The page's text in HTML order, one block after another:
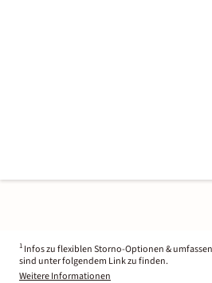
1 Infos zu flexiblen Storno-Optionen &
sind unter folgendem Link zu finden.
Weitere Informationen